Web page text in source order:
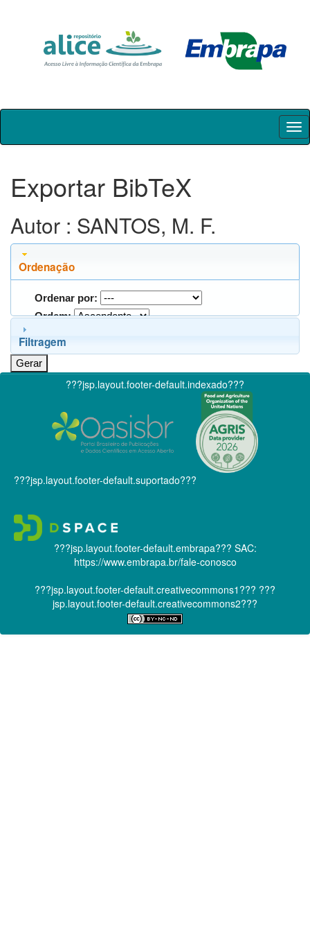
Skip
Exportar BibTeX
Autor : SANTOS, M. F.
Ordenação
Ordenar por:
Ordem:
Filtragem
???jsp.layout.footer-default.indexado???
???jsp.layout.footer-default.suportado???
???jsp.layout.footer-default.embrapa??? SAC:
https://www.embrapa.br/fale-conosco
???jsp.layout.footer-default.creativecommons1??? ???
jsp.layout.footer-default.creativecommons2???